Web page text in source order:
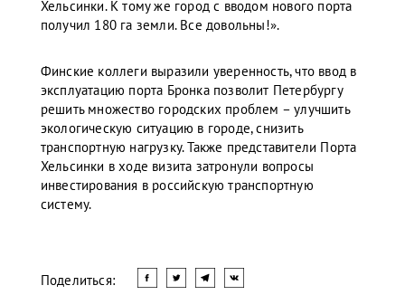
Хельсинки. К тому же город c вводом нового порта
получил 180 га земли. Все довольны!».
Финские коллеги выразили уверенность, что ввод в
эксплуатацию порта Бронка позволит Петербургу
решить множество городских проблем – улучшить
экологическую ситуацию в городе, снизить
транспортную нагрузку. Также представители Порта
Хельсинки в ходе визита затронули вопросы
инвестирования в российскую транспортную
систему.
Поделиться: